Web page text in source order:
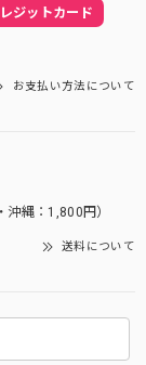
ジットカード
お支払い方法について
縄：1,800円）
送料について